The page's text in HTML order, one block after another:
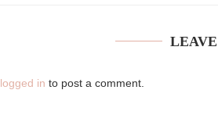
logged in to post a comment.